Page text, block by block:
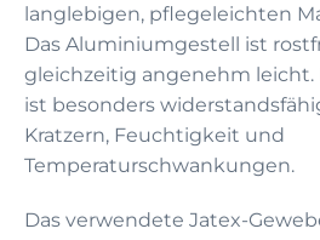
langlebigen, pflegeleichten
Das Aluminiumgestell ist
gleichzeitig angenehm leicht.
ist besonders
Kratzern, Feuchtigkeit und
Temperaturschwankungen.
Das verwendete Jatex-